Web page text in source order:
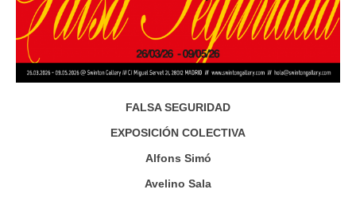
FALSA SEGURIDAD
EXPOSICIÓN COLECTIVA
Alfons Simó
Avelino Sala